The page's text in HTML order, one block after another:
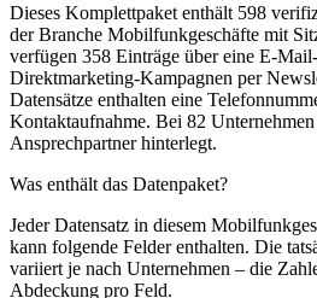
Dieses Komplettpaket enthält 598
der Branche Mobilfunkgeschäfte mit
verfügen 358 Einträge über eine E-
Direktmarketing-Kampagnen per
Datensätze enthalten eine
Kontaktaufnahme. Bei 82
Ansprechpartner hinterlegt.
Was enthält das Datenpaket?
Jeder Datensatz in diesem
kann folgende Felder enthalten. Die
variiert je nach Unternehmen – die
Abdeckung pro Feld.